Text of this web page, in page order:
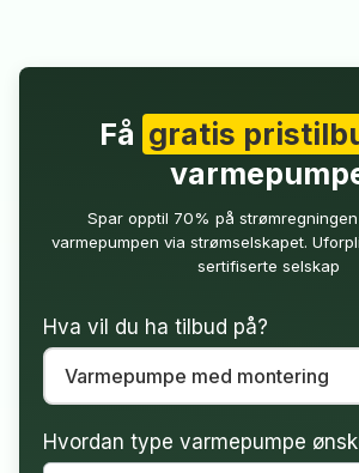
Få gratis
Spar opptil 70% på
varmepumpen via strømselskapet.
sertifiserte selskap
Hva vil du ha tilbud på?
Hvordan type varmepumpe